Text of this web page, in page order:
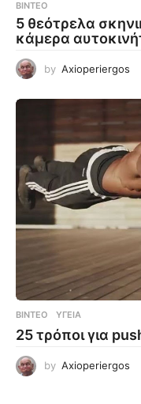
ΒΊΝΤΕΟ
5 θεότρελα
κάμερα
by Axioperiergos
ΒΊΝΤΕΟ ΥΓΕΊΑ
25 τρόποι για
by Axioperiergos